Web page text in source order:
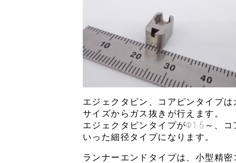
エジェクタピン、コアピンタイプ
サイズからガス抜きが行えます。
エジェクタピンタイプがΦ1.5～、
いった細径タイプになります。
ランナーエンドタイプは、小型精